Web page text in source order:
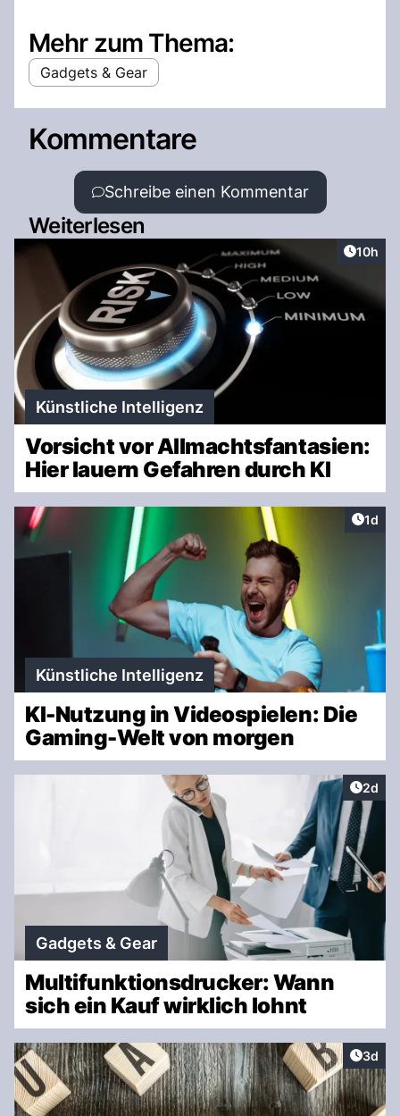
Mehr zum Thema:
Gadgets & Gear
Kommentare
Schreibe einen Kommentar
Weiterlesen
Artikel
10h
Künstliche Intelligenz
Vorsicht vor Allmachtsfantasien:
Hier lauern Gefahren durch KI
1d
Künstliche Intelligenz
KI-Nutzung in Videospielen: Die
Gaming-Welt von morgen
2d
Gadgets & Gear
Multifunktionsdrucker: Wann
sich ein Kauf wirklich lohnt
3d